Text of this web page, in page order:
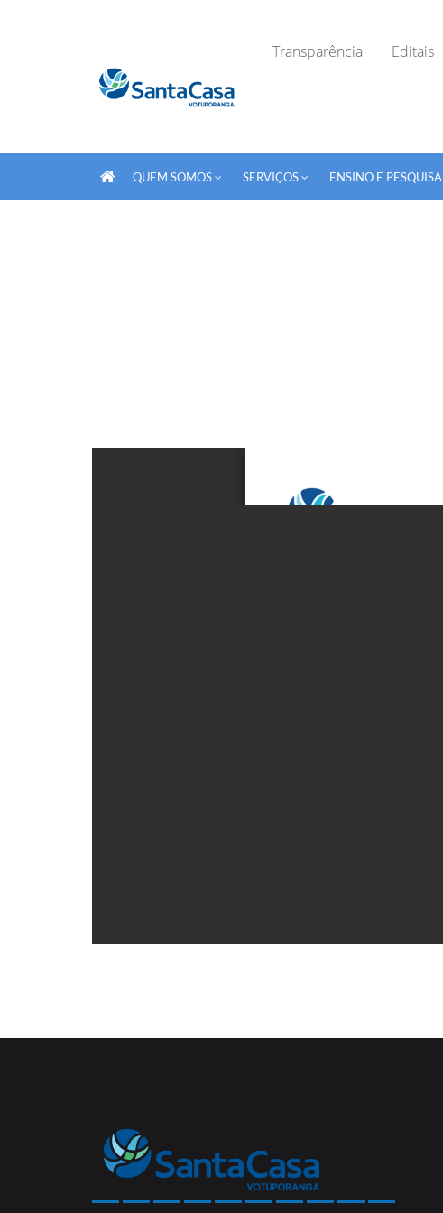
Transparência Editais
QUEM SOMOS SERVIÇOS ENSINO E PESQUISA